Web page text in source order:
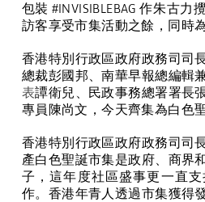
包裝 #INVISIBLEBAG作朱古力
訪客享受市集活動之餘，同時
香港特別行政區政府政務司司
總裁彭國邦、南華早報總編輯
表譚衛兒、民政事務總署署長
專員陳尚文，今天齊集為白色
香港特別行政區政府政務司司
產白色聖誕市集是政府、商界
子，這年度社區盛事更一直
作。香港年青人透過市集獲得